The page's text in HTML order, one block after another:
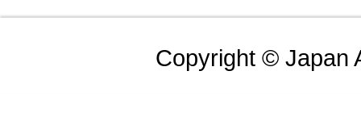
Copyright © Japan